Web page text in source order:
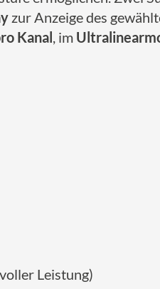
zur Anzeige des
Kanal, im
Leistung)